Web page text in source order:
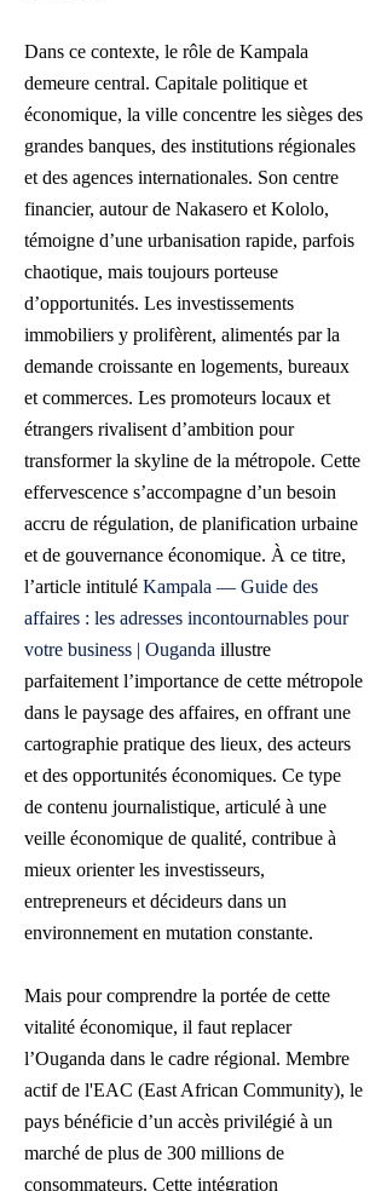
Dans ce contexte, le rôle de Kampala
demeure central. Capitale politique et
économique, la ville concentre les sièges des
grandes banques, des institutions régionales
et des agences internationales. Son centre
financier, autour de Nakasero et Kololo,
témoigne d’une urbanisation rapide, parfois
chaotique, mais toujours porteuse
d’opportunités. Les investissements
immobiliers y prolifèrent, alimentés par la
demande croissante en logements, bureaux
et commerces. Les promoteurs locaux et
étrangers rivalisent d’ambition pour
transformer la skyline de la métropole. Cette
effervescence s’accompagne d’un besoin
accru de régulation, de planification urbaine
et de gouvernance économique. À ce titre,
l’article intitulé Kampala — Guide des
affaires : les adresses incontournables pour
votre business | Ouganda illustre
parfaitement l’importance de cette métropole
dans le paysage des affaires, en offrant une
cartographie pratique des lieux, des acteurs
et des opportunités économiques. Ce type
de contenu journalistique, articulé à une
veille économique de qualité, contribue à
mieux orienter les investisseurs,
entrepreneurs et décideurs dans un
environnement en mutation constante.
Mais pour comprendre la portée de cette
vitalité économique, il faut replacer
l’Ouganda dans le cadre régional. Membre
actif de l'EAC (East African Community), le
pays bénéficie d’un accès privilégié à un
marché de plus de 300 millions de
consommateurs. Cette intégration